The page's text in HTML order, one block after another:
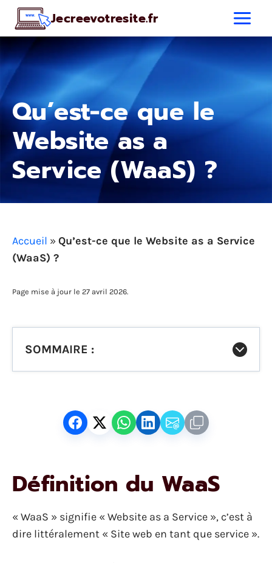
Aller
contenu
Jecreevotresite.fr
Qu’est-ce que le
Website as a
Service (WaaS) ?
Accueil »Qu’est-ce que le Website as a Service
(WaaS) ?
Page mise à jour le 27 avril 2026.
SOMMAIRE :
Définition du WaaS
« WaaS » signifie « Website as a Service », c’est à
dire littéralement « Site web en tant que service ».